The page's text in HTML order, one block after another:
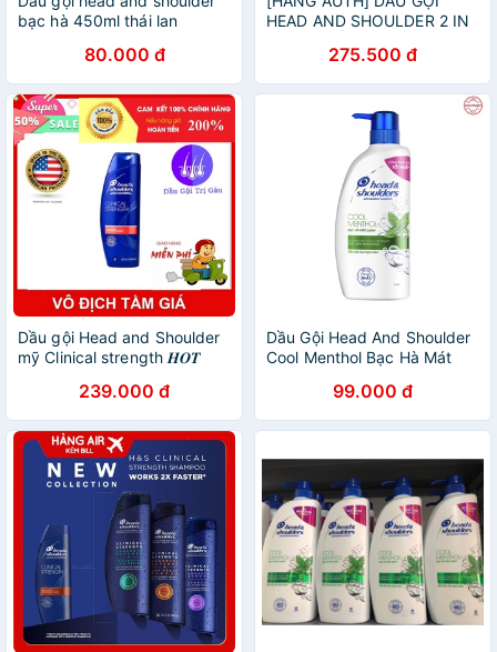
bạc hà 450ml thái lan
80.000 đ
HEAD AND SHOULDER 2 IN
& SHOULDER CLASSIC
CLEAN 2 IN1 950ML - Hot
275.500 đ
Dầu gội Head and Shoulder
mỹ Clinical strength 𝑯𝑶𝑻
239.000 đ
Dầu Gội Head And Shoulder
Cool Menthol Bạc Hà Mát
99.000 đ